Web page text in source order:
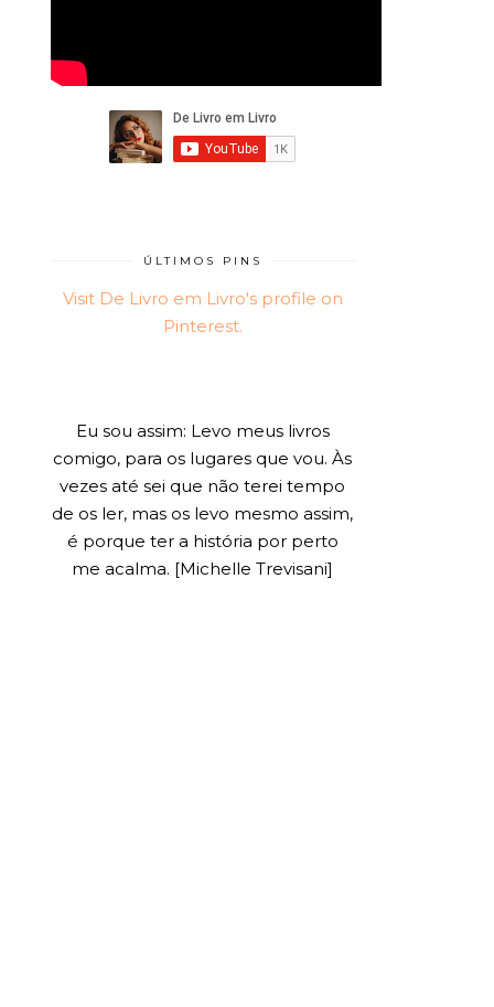
ÚLTIMOS PINS
Visit De Livro em Livro's profile on
Pinterest.
Eu sou assim: Levo meus livros
comigo, para os lugares que vou. Às
vezes até sei que não terei tempo
de os ler, mas os levo mesmo assim,
é porque ter a história por perto
me acalma. [Michelle Trevisani]